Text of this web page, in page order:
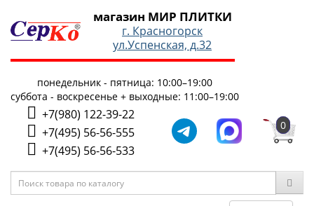
магазин МИР ПЛИТКИ
г. Красногорск
ул.Успенская, д.32
понедельник - пятница: 10:00–19:00
суббота - воскресенье + выходные: 11:00–19:00
+7(980) 122-39-22
+7(495) 56-56-555
+7(495) 56-56-533
0